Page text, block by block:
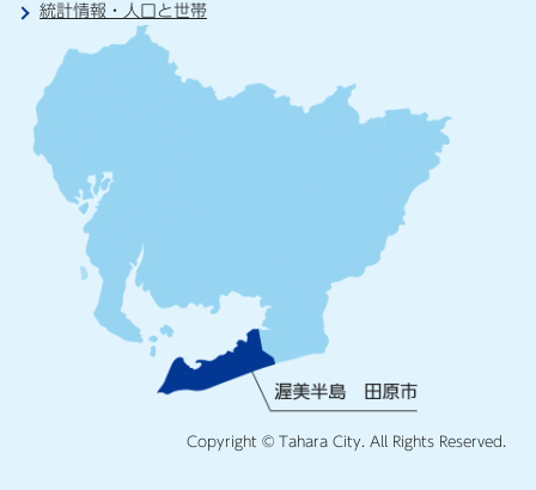
統計情報・人口と世帯
Copyright © Tahara City. All Rights Reserved.